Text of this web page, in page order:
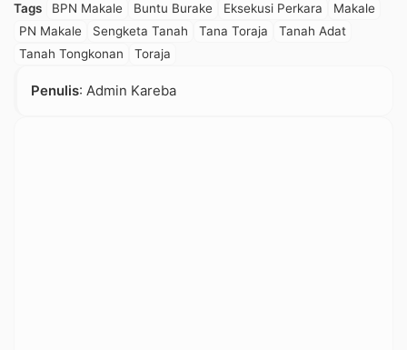
Tags BPN Makale Buntu Burake Eksekusi Perkara
Makale
PN Makale
Sengketa Tanah Tana Toraja
Tanah Adat
Tanah Tongkonan
Toraja
Penulis: Admin Kareba